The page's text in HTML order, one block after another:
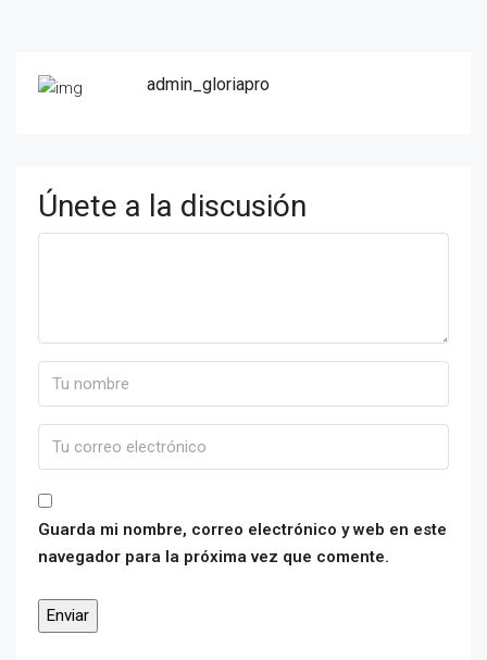
admin_gloriapro
Únete a la discusión
Guarda mi nombre, correo electrónico y web en este
navegador para la próxima vez que comente.